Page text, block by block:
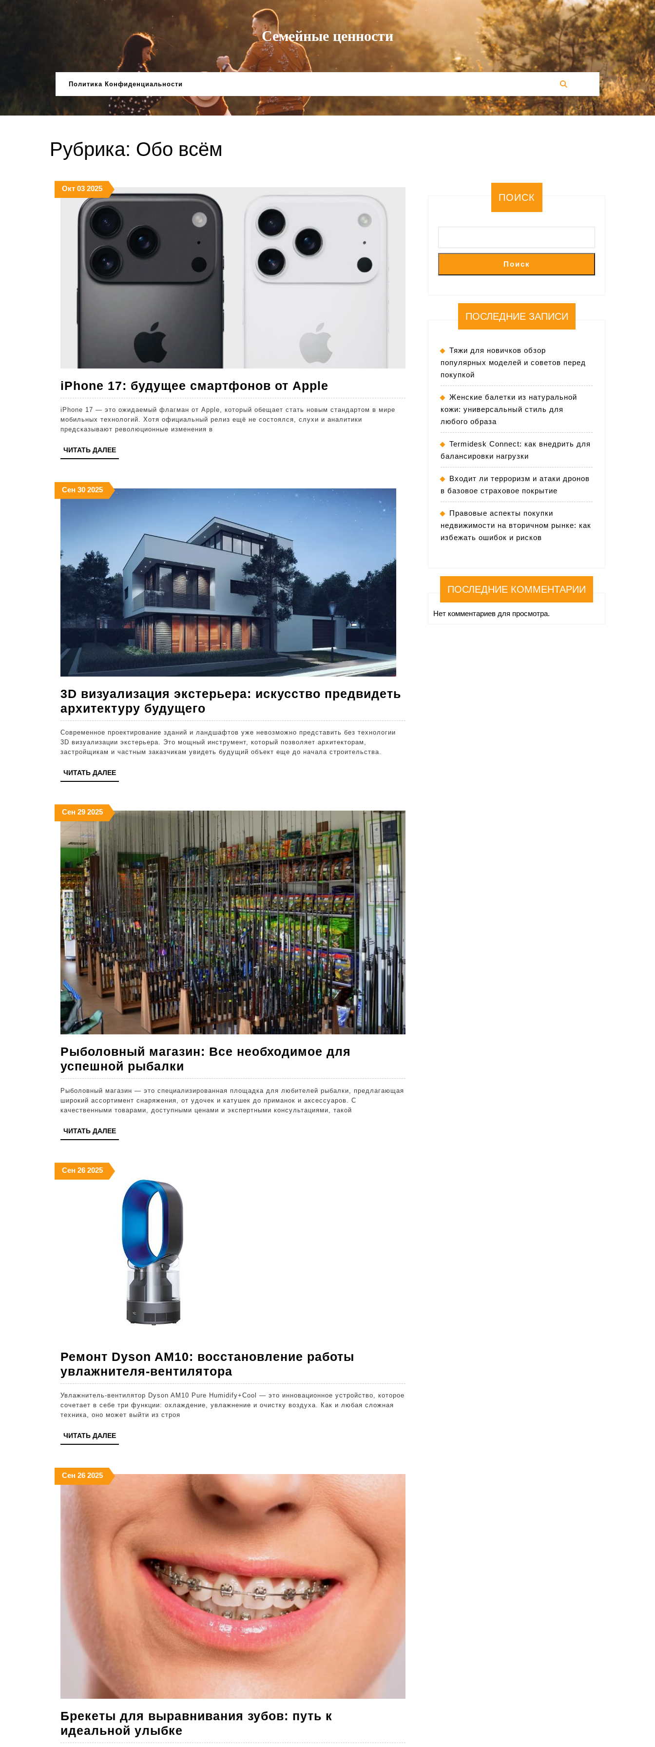
Семейные ценности
Политика Конфиденциальности
Рубрика: Обо всём
Окт03.10.2025
0303.10.2025
202503.10.2025
iPhone 17: будущее смартфонов от Apple
17:
будущее
iPhone 17 — это ожидаемый флагман от Apple, который обещает стать новым стандартом в мире
мобильных технологий. Хотя официальный релиз ещё не состоялся, слухи и аналитики
предсказывают революционные изменения в
ЧИТАТЬ ДАЛЕЕЧИТАТЬ
ДАЛЕЕ
Сен 30.09.2025
3030.09.2025
202530.09.2025
3D визуализация экстерьера: искусство предвидеть
архитектуру будущего
визуализация
экстерьера:
искусство
Современное проектирование зданий и ландшафтов уже невозможно представить без технологии
3D визуализации экстерьера. Это мощный инструмент, который позволяет архитекторам,
застройщикам и частным заказчикам увидеть будущий объект еще до начала строительства.
ЧИТАТЬ ДАЛЕЕЧИТАТЬ
ДАЛЕЕ
Сен 29.09.2025
2929.09.2025
202529.09.2025
Рыболовный магазин: Все необходимое для
успешной рыбалки
магазин:
Все
необходимое
Рыболовный магазин — это специализированная площадка для любителей рыбалки, предлагающая
широкий ассортимент снаряжения, от удочек и катушек до приманок и аксессуаров. С
качественными товарами, доступными ценами и экспертными консультациями, такой
ЧИТАТЬ ДАЛЕЕЧИТАТЬ
ДАЛЕЕ
Сен 26.09.2025
2626.09.2025
202526.09.2025
Ремонт Dyson AM10: восстановление работы
увлажнителя-вентилятора
Dyson
AM10:
Увлажнитель-вентилятор Dyson AM10 Pure Humidify+Cool — это инновационное устройство, которое
сочетает в себе три функции: охлаждение, увлажнение и очистку воздуха. Как и любая сложная
техника, оно может выйти из строя
ЧИТАТЬ ДАЛЕЕЧИТАТЬ
ДАЛЕЕ
Сен 26.09.2025
2626.09.2025
202526.09.2025
Брекеты для выравнивания зубов: путь к
идеальной улыбке
ПОИСК
Поиск
ПОСЛЕДНИЕ ЗАПИСИ
Тяжи для новичков обзор
популярных моделей и советов перед
покупкой
Женские балетки из натуральной
кожи: универсальный стиль для
любого образа
Termidesk Connect: как внедрить для
балансировки нагрузки
Входит ли терроризм и атаки дронов
в базовое страховое покрытие
Правовые аспекты покупки
недвижимости на вторичном рынке: как
избежать ошибок и рисков
ПОСЛЕДНИЕ КОММЕНТАРИИ
Нет комментариев для просмотра.